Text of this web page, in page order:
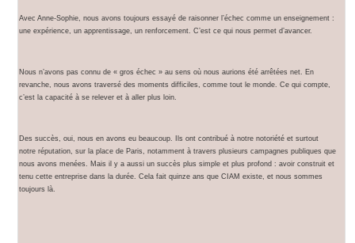
Avec Anne-Sophie, nous avons toujours essayé de raisonner l’échec comme un enseignement :
une expérience, un apprentissage, un renforcement. C’est ce qui nous permet d’avancer.
Nous n’avons pas connu de « gros échec » au sens où nous aurions été arrêtées net. En
revanche, nous avons traversé des moments difficiles, comme tout le monde. Ce qui compte,
c’est la capacité à se relever et à aller plus loin.
Des succès, oui, nous en avons eu beaucoup. Ils ont contribué à notre notoriété et surtout
notre réputation, sur la place de Paris, notamment à travers plusieurs campagnes publiques que
nous avons menées. Mais il y a aussi un succès plus simple et plus profond : avoir construit et
tenu cette entreprise dans la durée. Cela fait quinze ans que CIAM existe, et nous sommes
toujours là.